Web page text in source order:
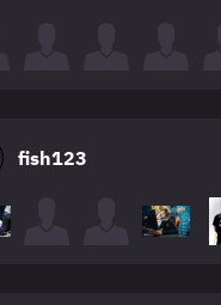
fish123